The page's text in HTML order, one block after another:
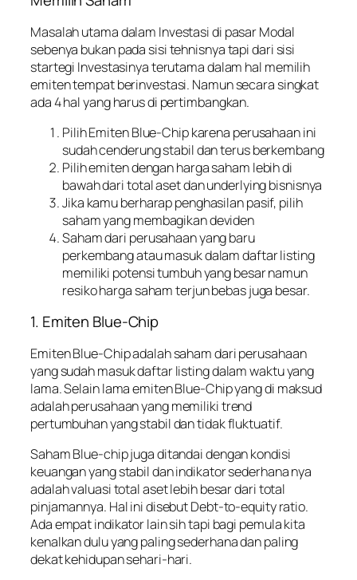
Masalah utama dalam Investasi di pasar Modal
sebenya bukan pada sisi tehnisnya tapi dari sisi
startegi Investasinya terutama dalam hal memilih
emiten tempat berinvestasi. Namun secara singkat
ada 4 hal yang harus di pertimbangkan.
Pilih Emiten Blue-Chip karena perusahaan ini
sudah cenderung stabil dan terus berkembang
Pilih emiten dengan harga saham lebih di
bawah dari total aset dan underlying bisnisnya
Jika kamu berharap penghasilan pasif, pilih
saham yang membagikan deviden
Saham dari perusahaan yang baru
perkembang atau masuk dalam daftar listing
memiliki potensi tumbuh yang besar namun
resiko harga saham terjun bebas juga besar.
1. Emiten Blue-Chip
Emiten Blue-Chip adalah saham dari perusahaan
yang sudah masuk daftar listing dalam waktu yang
lama. Selain lama emiten Blue-Chip yang di maksud
adalah perusahaan yang memiliki trend
pertumbuhan yang stabil dan tidak fluktuatif.
Saham Blue-chip juga ditandai dengan kondisi
keuangan yang stabil dan indikator sederhana nya
adalah valuasi total aset lebih besar dari total
pinjamannya. Hal ini disebut Debt-to-equity ratio.
Ada empat indikator lain sih tapi bagi pemula kita
kenalkan dulu yang paling sederhana dan paling
dekat kehidupan sehari-hari.